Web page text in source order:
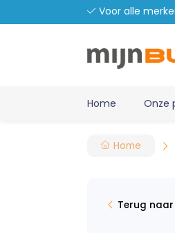
Voor alle
Home Onze
Home
Terug